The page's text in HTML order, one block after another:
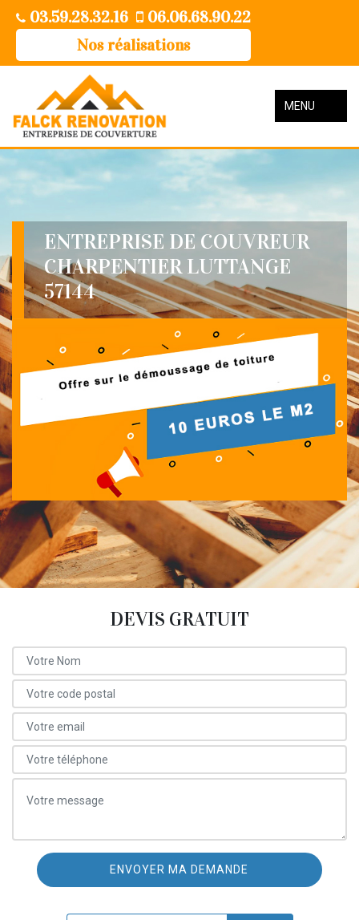
03.59.28.32.16
06.06.68.90.22
Nos réalisations
MENU
ENTREPRISE DE COUVREUR
CHARPENTIER LUTTANGE
57144
DEVIS GRATUIT